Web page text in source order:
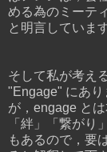
める為のミーテ
と明言していま
そして私が考え
"Engage" にあ
が，engage と
「絆」「繋がり
もあるので，要